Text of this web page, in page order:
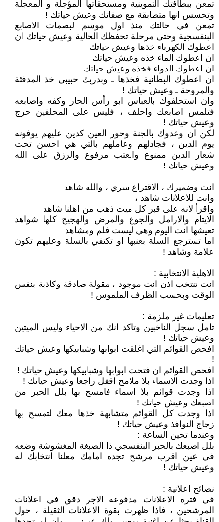
تمعن ببطاقتك التموينية ومستحقاتها المؤجلة و المعجلة
وتحسس انها متطابقة مع صفاتك وعيش حياتك !
تمعن في حالتك منذ اول موسم لبصمات الاصابع
البنفسجية وحتى مرحلة تحفظك الحالية وعيش حياتك ان
اعطوك الكهرباء خذها وعيش حياتك
ان اعطوك الماء خذه وعيش حياتك
ان اعطوك الدواء فخذه وعيش حياتك
ان اعطوك البطانية فخذها ـ وبدربك حبيبي خذ المدفئة
والمروحة ـ وعيش حياتك !
وان استحلفوك بالعباس ابو رأس الحار وكفه واصابعه
فتلمس اصابعك واحلف ، فليس على المحلفين حرج
وعيش حياتك !
لكن ان وعدوك بالجنة وحور العين كدين عليهم يوفونه
يوم الدين ، فجادلهم وعاملهم بالتي هي احسن تحت
شعار الدين ممنوع والعتب مرفوع والرزق على الله
وعيش حياتك !
انت وضميرك ، الاقتراع سري ، والله شاهد
وانت للاعلانات شاهد ،
واقرأ لانه على قبر كل ميت ذهب من اهلنا شاهد
الايتام والارامل والجوع والمرض والهجيج كلها شواهد
تعيشها انت اليوم وهي ليست فلم ومشاهد
اما تسترجع السلة بعنبها او تكتفي بالسلة وعليهم تكون
علامة وشاهد !
الاهلية الانتخابية :
انت تنتخب اذن انت موجود ، مقولة صادقة وكاذبة بنفس
الوقت وبحسب الظرف الملموس !
تعليمات غير ملزمة :
تامل سجل الناخبين وتاكد انك من الاحياء وليس الميتين
وعيش حياتك !
افحص القوائم التي اغلقت ابوابها وشبابيكها وعيش حياتك
!
افحص القوائم ان فتحت ابوابها وشبابيكها وعيش حياتك !
اذا وجدت الاسماء بلا ملامح اقفل راجعا وعيش حياتك !
اذا وجدت قوائم بلا اسماء فامسح بها بلل الحبر من
اصبعك وعيش حياتك !
اذا وجدت كل القوائم متشابهة خذها معك لتمسح بها
زجاج النوافذ وعيش حياتك !
وعندما تحين الساعة :
بلل اصبعك بالحبر البنفسجي ذا الصبغة المغشوشة وضعه
في عين اقرب مرشح تجده امامك معلنا انتخابك له
وعيش حياتك !
نصائح اعلانية :
في فترة الاعلانات مدفوعة الاجر دقق في اعلانات
المرشحين ، فاذا ظهرت بقوة الاعلانات الثقيلة ، حول